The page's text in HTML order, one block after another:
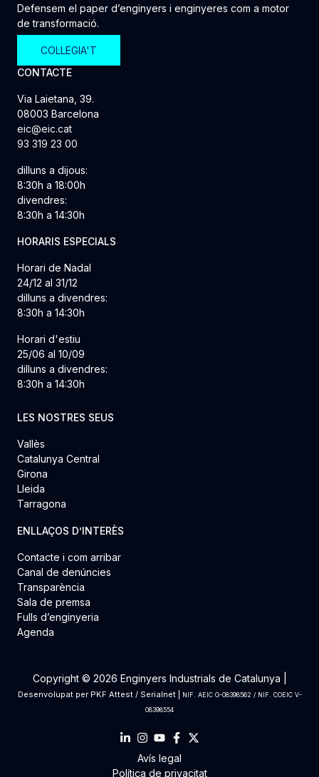
Defensem el paper d’enginyers i enginyeres com a motor
de transformació.
COL·LEGIA'T
CONTACTE
Via Laietana, 39.
08003 Barcelona
eic@eic.cat
93 319 23 00
dilluns a dijous:
8:30h a 18:00h
divendres:
8:30h a 14:30h
HORARIS ESPECIALS
Horari de Nadal
24/12 al 31/12
dilluns a divendres:
8:30h a 14:30h
Horari d'estiu
25/06 al 10/09
dilluns a divendres:
8:30h a 14:30h
LES NOSTRES SEUS
Vallès
Catalunya Central
Girona
Lleida
Tarragona
ENLLAÇOS D’INTERÈS
Contacte i com arribar
Canal de denúncies
Transparència
Sala de premsa
Fulls d’enginyeria
Agenda
Copyright © 2026 Enginyers Industrials de Catalunya |
Desenvolupat per PKF Attest/ Serialnet|
NIF. AEIC G-08398562 / NIF. COEIC V-
08398554
Avís legal
Política de privacitat